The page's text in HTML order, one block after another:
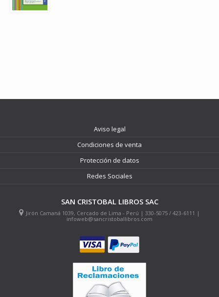
Aviso legal
Condiciones de venta
Protección de datos
Redes Sociales
SAN CRISTOBAL LIBROS SAC
Jirón Camaná 1039, Cercado de Lima - Perú | 330-5075 / 423-6111 |
infoweb@sancristoballibros.com